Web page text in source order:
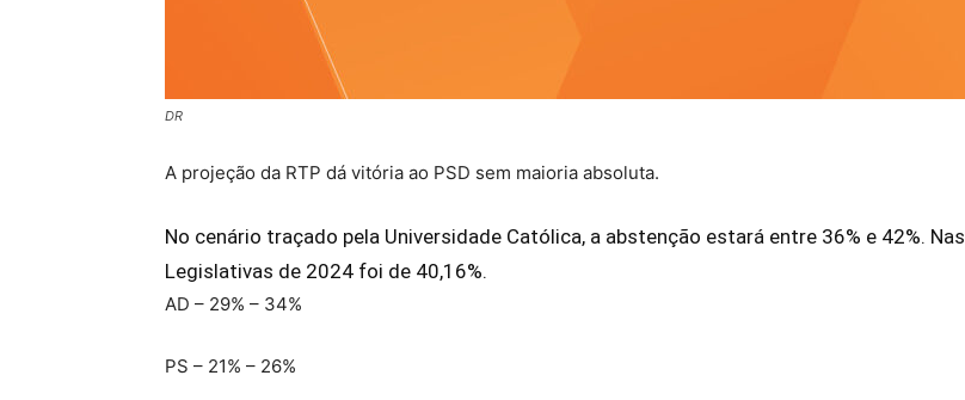
DR
A projeção da RTP dá vitória ao PSD sem maioria absoluta.
No cenário traçado pela Universidade Católica, a abstenção estará entre 36% e 42%. Nas
Legislativas de 2024 foi de 40,16%.
AD – 29% – 34%
PS – 21% – 26%